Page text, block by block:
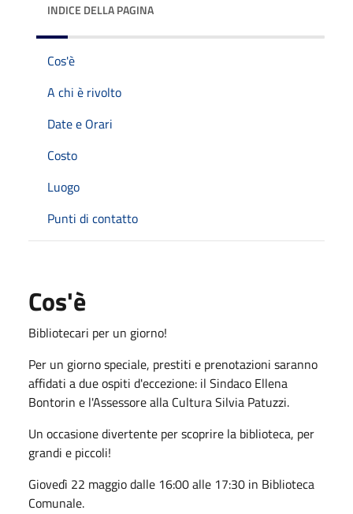
INDICE DELLA PAGINA
Cos'è
A chi è rivolto
Date e Orari
Costo
Luogo
Punti di contatto
Cos'è
Bibliotecari per un giorno!
Per un giorno speciale, prestiti e prenotazioni saranno
affidati a due ospiti d'eccezione: il Sindaco Ellena
Bontorin e l'Assessore alla Cultura Silvia Patuzzi.
Un occasione divertente per scoprire la biblioteca, per
grandi e piccoli!
Giovedì 22 maggio dalle 16:00 alle 17:30 in Biblioteca
Comunale.